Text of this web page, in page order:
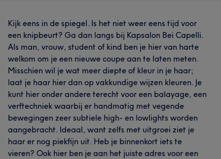
Kijk eens in de spiegel. Is het niet weer eens tijd voor
een knipbeurt? Ga dan langs bij Kapsalon Bei Capelli.
Als man, vrouw, student of kind ben je hier van harte
welkom om je een nieuwe coupe aan te laten meten.
Misschien wil je wat meer diepte of kleur in je haar;
laat je haar hier dan op vakkundige wijzen kleuren. Je
kunt hier onder andere terecht voor een balayage, een
verftechniek waarbij er handmatig met vegende
bewegingen zeer subtiele high- en lowlights worden
aangebracht. Ideaal, want zelfs met uitgroei ziet je
haar er nog piekfijn uit. Heb je binnenkort iets te
vieren? Ook hier ben je aan het juiste adres voor een